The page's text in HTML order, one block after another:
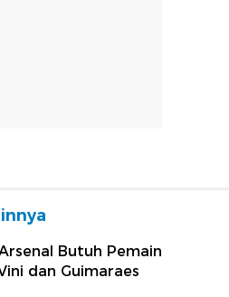
Butuh Pemain
dan Guimaraes